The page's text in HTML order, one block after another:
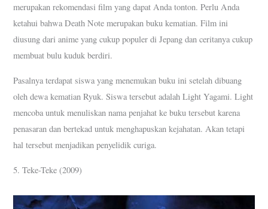
merupakan rekomendasi film yang dapat Anda tonton. Perlu Anda
ketahui bahwa Death Note merupakan buku kematian. Film ini
diusung dari anime yang cukup populer di Jepang dan ceritanya cukup
membuat bulu kuduk berdiri.
Pasalnya terdapat siswa yang menemukan buku ini setelah dibuang
oleh dewa kematian Ryuk. Siswa tersebut adalah Light Yagami. Light
mencoba untuk menuliskan nama penjahat ke buku tersebut karena
penasaran dan bertekad untuk menghapuskan kejahatan. Akan tetapi
hal tersebut menjadikan penyelidik curiga.
5. Teke-Teke (2009)